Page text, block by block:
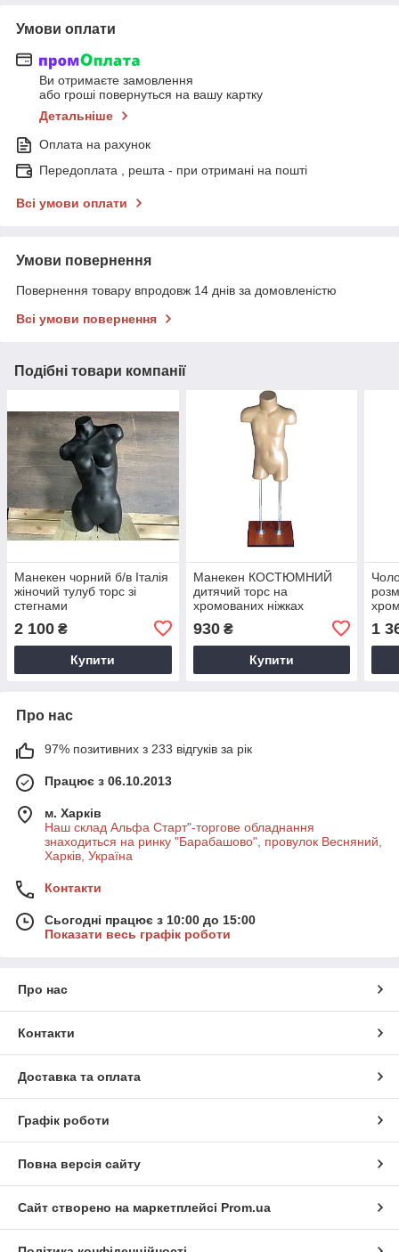
Умови оплати
Ви отримаєте замовлення
або гроші повернуться на вашу картку
Детальніше
Оплата на рахунок
Передоплата , решта - при отримані на пошті
Всі умови оплати
Умови повернення
Повернення товару впродовж 14 днів за домовленістю
Всі умови повернення
Подібні товари компанії
Манекен чорний б/в Італія
жіночий тулуб торс зі
стегнами
2 100 ₴
Купити
Манекен КОСТЮМНИЙ
дитячий торс на
хромованих ніжках
930₴
Купити
1
Про нас
97% позитивних з 233 відгуків за рік
Працює з 06.10.2013
м. Харків
Наш склад Альфа Старт"-торгове обладнання
знаходиться на ринку "Барабашово", провулок Весняний,
Харків, Україна
Контакти
Сьогодні працює з 10:00 до 15:00
Показати весь графік роботи
Про нас
Контакти
Доставка та оплата
Графік роботи
Повна версія сайту
Сайт створено на маркетплейсі Prom.ua